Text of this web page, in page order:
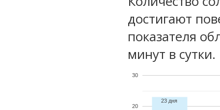
достигают
показателя
минут в сутки.
20
30
23 дня